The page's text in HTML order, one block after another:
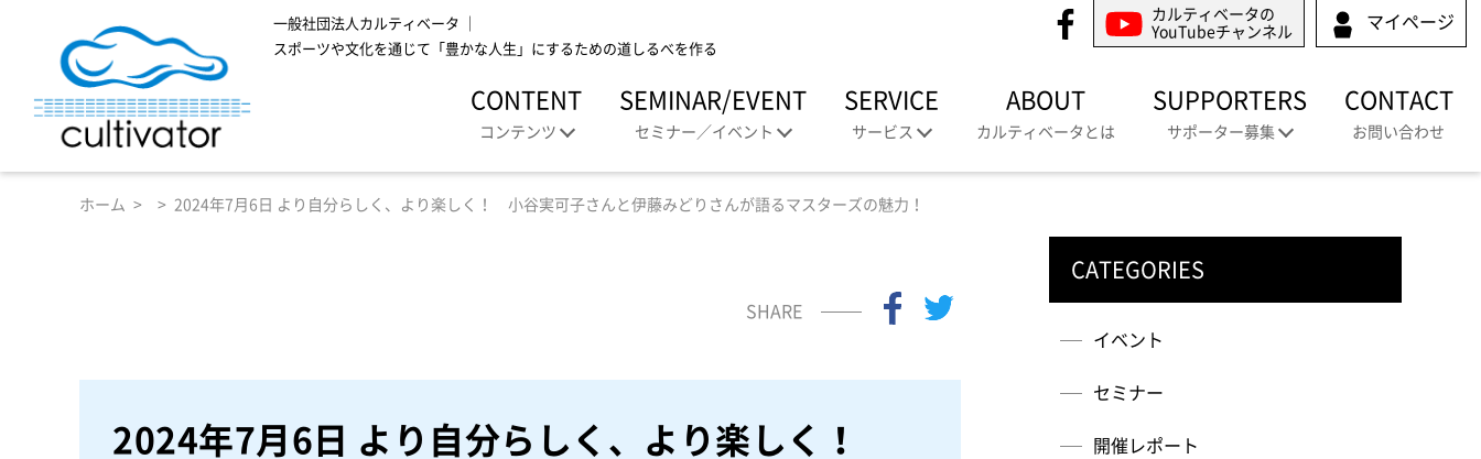
一般社団法人カルティベータ ｜
スポーツや文化を通じて「豊かな人生」にするための道しるべを作る
カルティベータの
YouTubeチャンネル
マイページ
CONTENT
コンテンツ
SEMINAR/EVENT
セミナー／イベント
SERVICE
サービス
ABOUT
カルティベータとは
SUPPORTERS
サポーター募集
CONTACT
お問い合わせ
ホーム 2024年7月6日 より自分らしく、より楽しく！ 小谷実可子さんと伊藤みどりさんが語るマスターズの魅力！
SHARE
2024年7月6日 より自分らしく、より楽しく！
CATEGORIES
イベント
セミナー
開催レポート